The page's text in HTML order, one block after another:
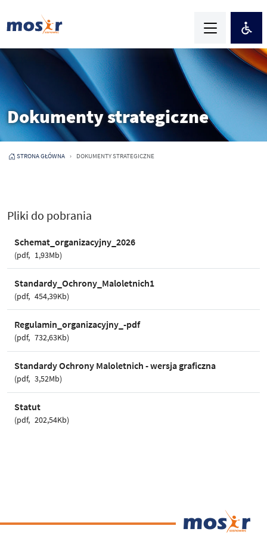
Dokumenty strategiczne
STRONA GŁÓWNA DOKUMENTY STRATEGICZNE
Pliki do pobrania
Schemat_organizacyjny_2026
pdf 1,93Mb
Standardy_Ochrony_Maloletnich1
pdf 454,39Kb
Regulamin_organizacyjny_-pdf
pdf 732,63Kb
Standardy Ochrony Maloletnich - wersja graficzna
pdf 3,52Mb
Statut
pdf 202,54Kb